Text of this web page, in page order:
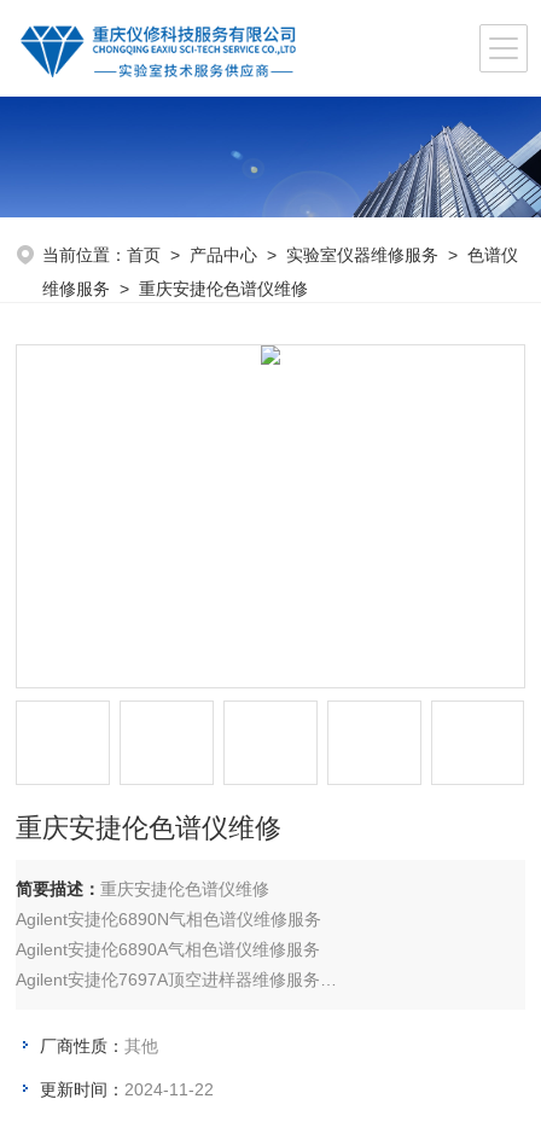
当前位置：首页 > 产品中心 > 实验室仪器维修服务 >色谱仪
维修服务 > 重庆安捷伦色谱仪维修
重庆安捷伦色谱仪维修
简要描述：重庆安捷伦色谱仪维修
Agilent安捷伦6890N气相色谱仪维修服务
Agilent安捷伦6890A气相色谱仪维修服务
Agilent安捷伦7697A顶空进样器维修服务
Agilent安捷伦7820A气相色谱仪维修服务
Agilent安捷伦8890气相色谱仪维修服务
厂商性质：其他
更新时间： 2024-11-22